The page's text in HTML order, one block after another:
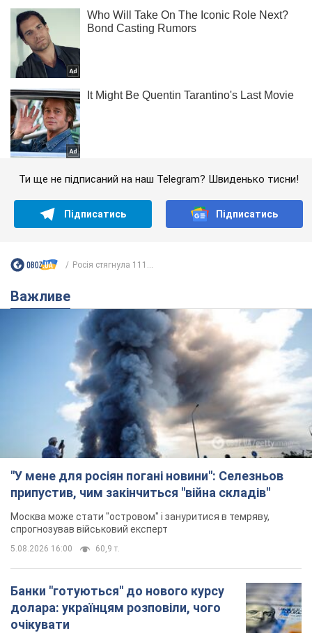
Ти ще не підписаний на наш Telegram? Швиденько тисни!
Підписатись Підписатись
Росія стягнула 111...
Важливе
"У мене для росіян погані новини": Селезньов
припустив, чим закінчиться "війна складів"
Москва може стати "островом" і зануритися в темряву,
спрогнозував військовий експерт
5.08.2026 16:00 60,9 т.
Банки "готуються" до нового курсу
долара: українцям розповіли, чого
очікувати